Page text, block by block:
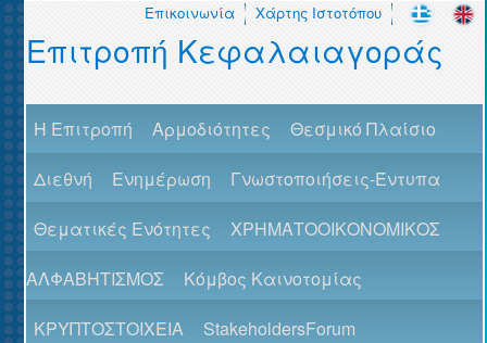
Επικοινωνία Χάρτης Ιστοτόπου
Επιτροπή Κεφαλαιαγοράς
H Επιτροπή Αρμοδιότητες
Θεσμικό Πλαίσιο
Διεθνή
Ενημέρωση
Γνωστοποιήσεις-Έντυπα
Θεματικές Ενότητες
ΧΡΗΜΑΤΟΟΙΚΟΝΟΜΙΚΟΣ
ΑΛΦΑΒΗΤΙΣΜΟΣ
Κόμβος Καινοτομίας
ΚΡΥΠΤΟΣΤΟΙΧΕΙΑ
StakeholdersForum